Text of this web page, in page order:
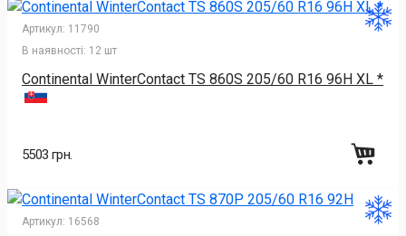
Артикул: 11790
В наявності: 12 шт
Continental WinterContact TS 860S 205/60 R16 96H XL *
5503 грн.
Артикул: 16568